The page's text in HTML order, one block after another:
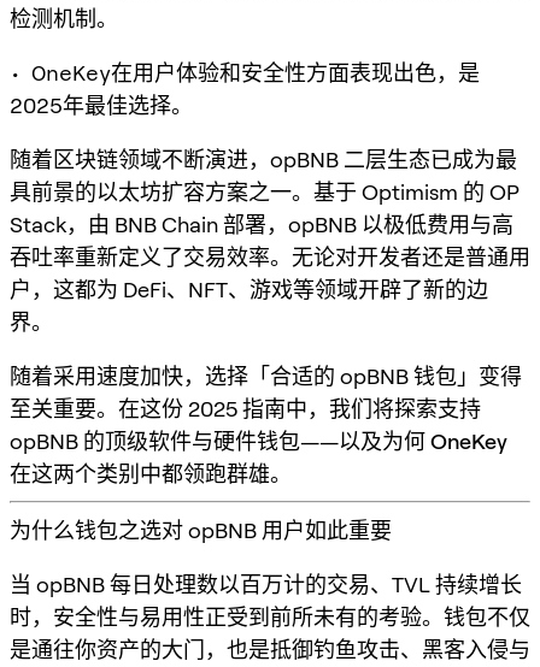
检测机制。
• OneKey在用户体验和安全性方面表现出色，是
2025年最佳选择。
随着区块链领域不断演进，opBNB 二层生态已成为最
具前景的以太坊扩容方案之一。基于 Optimism 的 OP
Stack，由 BNB Chain 部署，opBNB 以极低费用与高
吞吐率重新定义了交易效率。无论对开发者还是普通用
户，这都为 DeFi、NFT、游戏等领域开辟了新的边
界。
随着采用速度加快，选择「合适的 opBNB 钱包」变得
至关重要。在这份 2025 指南中，我们将探索支持
opBNB 的顶级软件与硬件钱包——以及为何OneKey
在这两个类别中都领跑群雄。
为什么钱包之选对 opBNB 用户如此重要
当 opBNB 每日处理数以百万计的交易、TVL 持续增长
时，安全性与易用性正受到前所未有的考验。钱包不仅
是通往你资产的大门，也是抵御钓鱼攻击、黑客入侵与